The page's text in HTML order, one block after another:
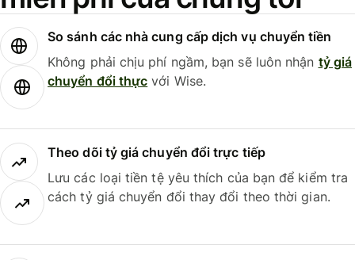
So sánh các nhà cung cấp dịch vụ chuyển tiền
Không phải chịu phí ngầm, bạn sẽ luôn nhận tỷ giá
chuyển đổi thực với Wise.
Theo dõi tỷ giá chuyển đổi trực tiếp
Lưu các loại tiền tệ yêu thích của bạn để kiểm tra
cách tỷ giá chuyển đổi thay đổi theo thời gian.